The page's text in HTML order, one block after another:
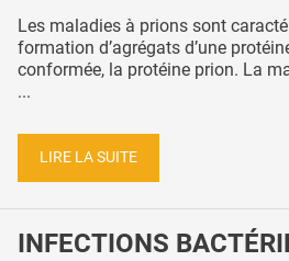
Les maladies à prions sont
formation d’agrégats d’une
conformée, la protéine prion. La
...
LIRE LA SUITE
INFECTIONS